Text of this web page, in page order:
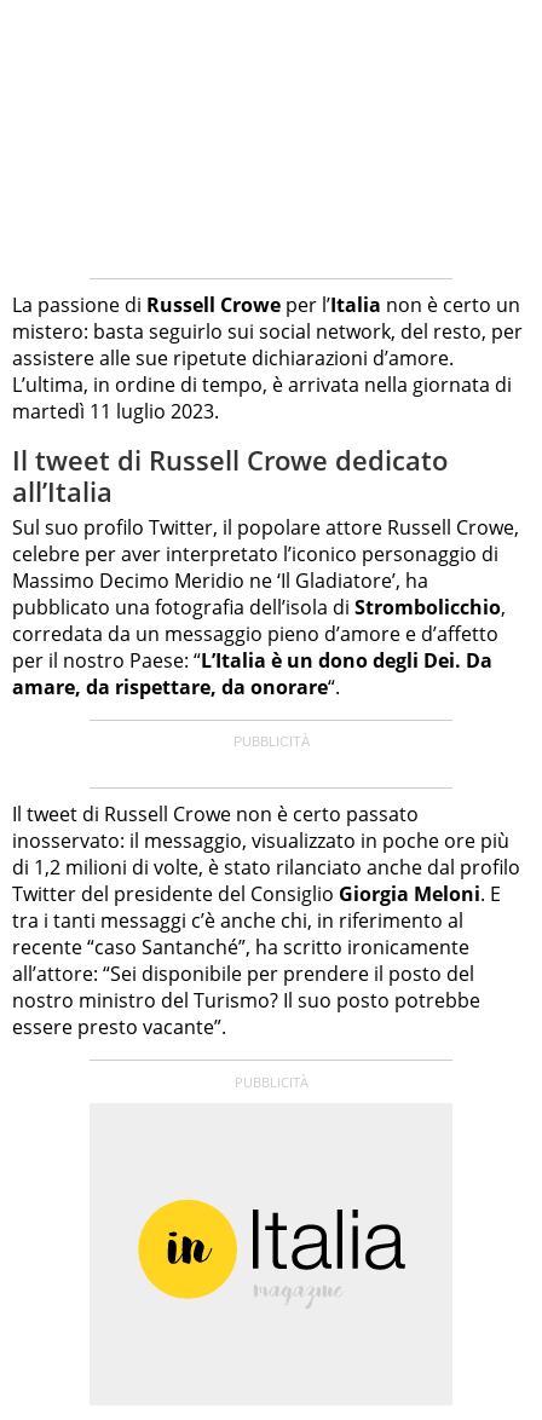
La passione di Russell Crowe per l’Italia non è certo un
mistero: basta seguirlo sui social network, del resto, per
assistere alle sue ripetute dichiarazioni d’amore.
L’ultima, in ordine di tempo, è arrivata nella giornata di
martedì 11 luglio 2023.
Il tweet di Russell Crowe dedicato
all’Italia
Sul suo profilo Twitter, il popolare attore Russell Crowe,
celebre per aver interpretato l’iconico personaggio di
Massimo Decimo Meridio ne ‘Il Gladiatore’, ha
pubblicato una fotografia dell’isola di Strombolicchio,
corredata da un messaggio pieno d’amore e d’affetto
per il nostro Paese: “L’Italia è un dono degli Dei. Da
amare, da rispettare, da onorare“.
Il tweet di Russell Crowe non è certo passato
inosservato: il messaggio, visualizzato in poche ore più
di 1,2 milioni di volte, è stato rilanciato anche dal profilo
Twitter del presidente del Consiglio Giorgia Meloni. E
tra i tanti messaggi c’è anche chi, in riferimento al
recente “caso Santanché”, ha scritto ironicamente
all’attore: “Sei disponibile per prendere il posto del
nostro ministro del Turismo? Il suo posto potrebbe
essere presto vacante”.